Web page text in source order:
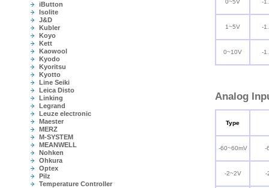
iButton
Isolite
J&D
Kubler
Koyo
Kett
Kaowool
Kyodo
Kyoritsu
Kyotto
Line Seiki
Leica Disto
Linking
Legrand
Leuze electronic
Maester
MERZ
M-SYSTEM
MEANWELL
Nohken
Ohkura
Optex
Pilz
Temperature Controller
0~5V -
1~5V -
0~10V -
Analog
Type
-60~60mV -
-2~2V -